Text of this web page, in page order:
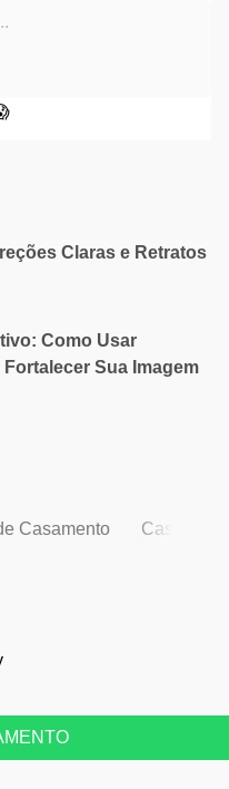
Claras e Retratos
Como Usar
Sua Imagem
Casamento